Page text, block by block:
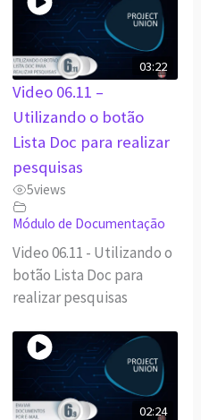
03:22
Video 06.11 –
Utilizando o botão
Lista Doc para realizar
pesquisas
5views
Módulo de Documentação
Video 06.11 - Utilizando o
botão Lista Doc para
realizar pesquisas
02:24